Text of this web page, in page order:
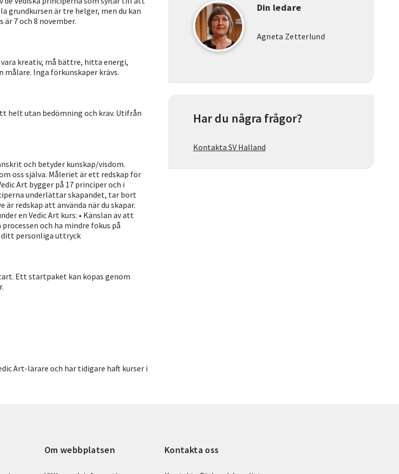
grundkursen är tre helger, men du kan
7 och 8 november.
kreativ, må bättre, hitta energi,
Inga förkunskaper krävs.
helt utan bedömning och krav. Utifrån
och betyder kunskap/visdom.
oss själva. Måleriet är ett redskap för
Art bygger på 17 principer och i
underlättar skapandet, tar bort
redskap att använda när du skapar.
en Vedic Art kurs: • Känslan av att
och ha mindre fokus på
ditt personliga uttryck
Ett startpaket kan köpas genom
Art-lärare och har tidigare haft kurser i
Din ledare
Agneta Zetterlund
Har du några frågor?
Kontakta SV Halland
Om webbplatsen Kontakta oss